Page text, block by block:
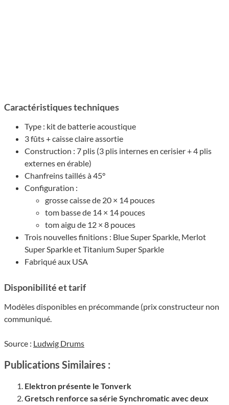
Carac­té­ris­tiques tech­niques
Type : kit de batte­rie acous­tique
3 fûts + caisse claire assor­tie
Construc­tion : 7 plis (3 plis internes en ceri­sier + 4 plis
externes en érable)
Chan­freins taillés à 45°
Confi­gu­ra­tion :
grosse caisse de 20 × 14 pouces
tom basse de 14 × 14 pouces
tom aigu de 12 × 8 pouces
Trois nouvelles fini­tions : Blue Super Sparkle, Merlot
Super Sparkle et Tita­nium Super Sparkle
Fabriqué aux USA
Dispo­ni­bi­lité et tarif
Modèles dispo­nibles en précom­mande (prix construc­teur non
commu­niqué.
Source : Ludwig Drums
Publications Similaires :
Elektron présente le Tonverk
Gretsch renforce sa série Synchro­ma­tic avec deux